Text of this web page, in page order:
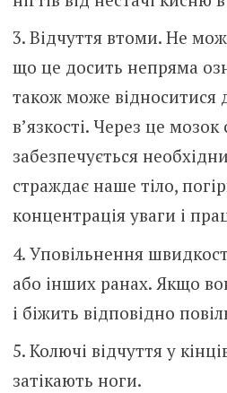
Відчуття втоми. Не
що це досить непряма
також може відноситися
в’язкості. Через це мозок
забезпечується
страждає наше тіло,
концентрація уваги і
Уповільнення
або інших ранах. Якщо
і біжить відповідно
Колючі відчуття у
затікають ноги.